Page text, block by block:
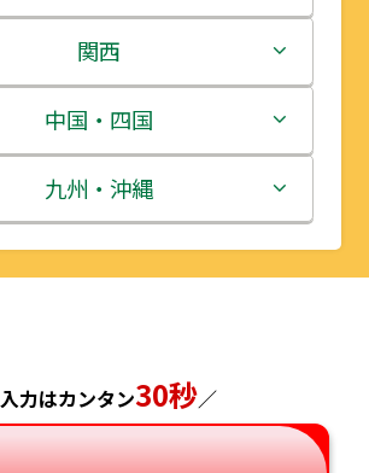
岩手県
宮城県
秋田県
山形県
栃木県
群馬県
埼玉県
千葉県
神奈川県
新潟県
富山県
石川県
福井県
長野県
岐阜県
関西
三重県
滋賀県
京都府
兵庫県
奈良県
中国・四国
鳥取県
島根県
広島県
山口県
九州・沖縄
福岡県
長崎県
熊本県
力はカンタン30秒／